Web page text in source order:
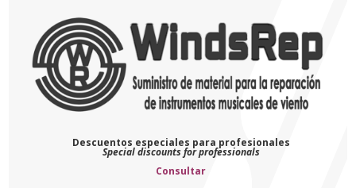
Descuentos especiales para profesionales
Special discounts for professionals
Consultar